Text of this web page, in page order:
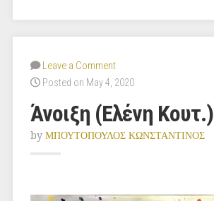
Leave a Comment
Posted on May 4, 2020
Άνοιξη (Ελένη Κουτ.)
by ΜΠΟΥΤΟΠΟΥΛΟΣ ΚΩΝΣΤΑΝΤΙΝΟΣ